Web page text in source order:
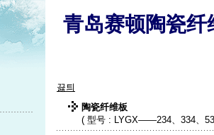
青岛赛顿陶瓷纤
끓틔
陶瓷纤维板
( 型号 : LYGX——234、334、